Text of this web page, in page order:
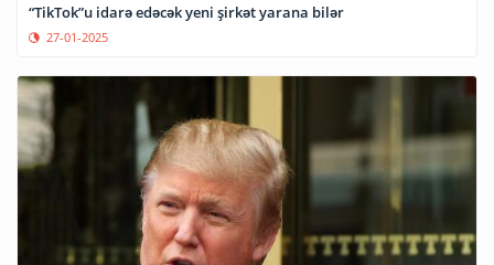
“TikTok”u idarə edəcək yeni şirkət yarana bilər
27-01-2025